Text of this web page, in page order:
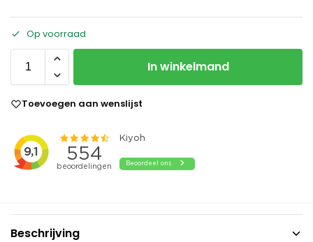
Op voorraad
In winkelmand
Toevoegen aan wenslijst
Beschrijving